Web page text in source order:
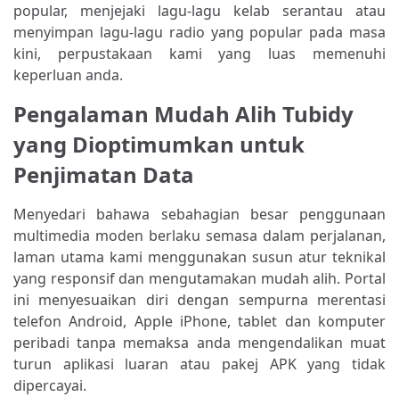
popular, menjejaki lagu-lagu kelab serantau atau
menyimpan lagu-lagu radio yang popular pada masa
kini, perpustakaan kami yang luas memenuhi
keperluan anda.
Pengalaman Mudah Alih Tubidy
yang Dioptimumkan untuk
Penjimatan Data
Menyedari bahawa sebahagian besar penggunaan
multimedia moden berlaku semasa dalam perjalanan,
laman utama kami menggunakan susun atur teknikal
yang responsif dan mengutamakan mudah alih. Portal
ini menyesuaikan diri dengan sempurna merentasi
telefon Android, Apple iPhone, tablet dan komputer
peribadi tanpa memaksa anda mengendalikan muat
turun aplikasi luaran atau pakej APK yang tidak
dipercayai.